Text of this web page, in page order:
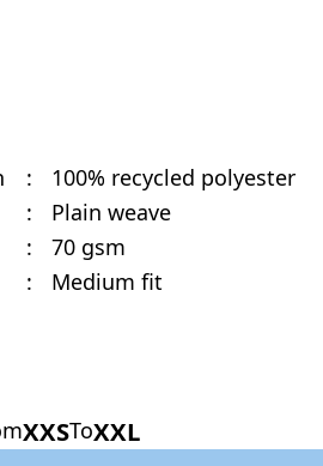
:
100% recycled polyester
:
Plain weave
:
70 gsm
: Medium fit
XXSToXXL